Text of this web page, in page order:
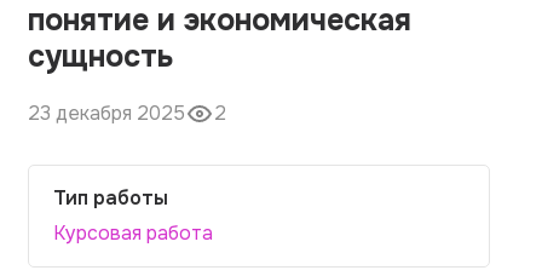
Наши гарантии
Вопросы и ответы
понятие и экономическая
сущность
23 декабря 2025 2
Тип работы
Курсовая работа